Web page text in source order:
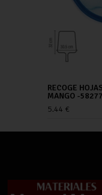
RECOGE
MANGO -
5.44 €